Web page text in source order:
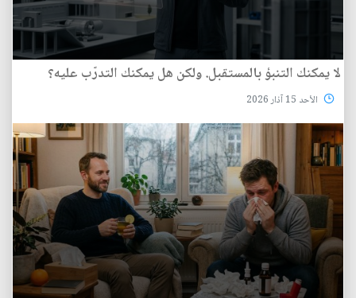
لا يمكنك التنبؤ بالمستقبل. ولكن هل يمكنك التدرّب عليه؟
الأحد 15 آذار 2026